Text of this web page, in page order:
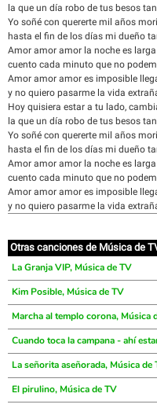
la que un día robo de tus besos
Yo soñé con quererte mil años
hasta el fin de los días mi dueño
Amor amor amor la noche es
cuento cada minuto que no
Amor amor amor es imposible
y no quiero pasarme la vida
Hoy quisiera estar a tu lado,
la que un día robo de tus besos
Yo soñé con quererte mil años
hasta el fin de los días mi dueño
Amor amor amor la noche es
cuento cada minuto que no
Amor amor amor es imposible
y no quiero pasarme la vida
Otras canciones de Música de
La Granja VIP, Música de TV
Kim Posible, Música de TV
Marcha al templo corona, Música
Cuando toca la campana - ahí
La señorita aseñorada, Música de
El pirulino, Música de TV